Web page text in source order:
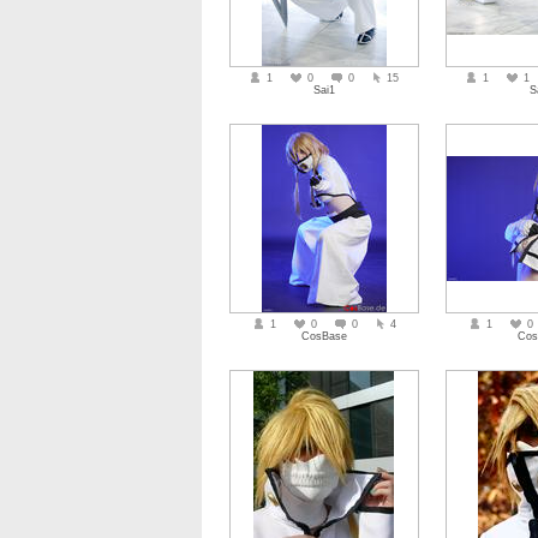
1 0 0
15
Sai1
1 1
1 0 0
4
CosBase
1 0